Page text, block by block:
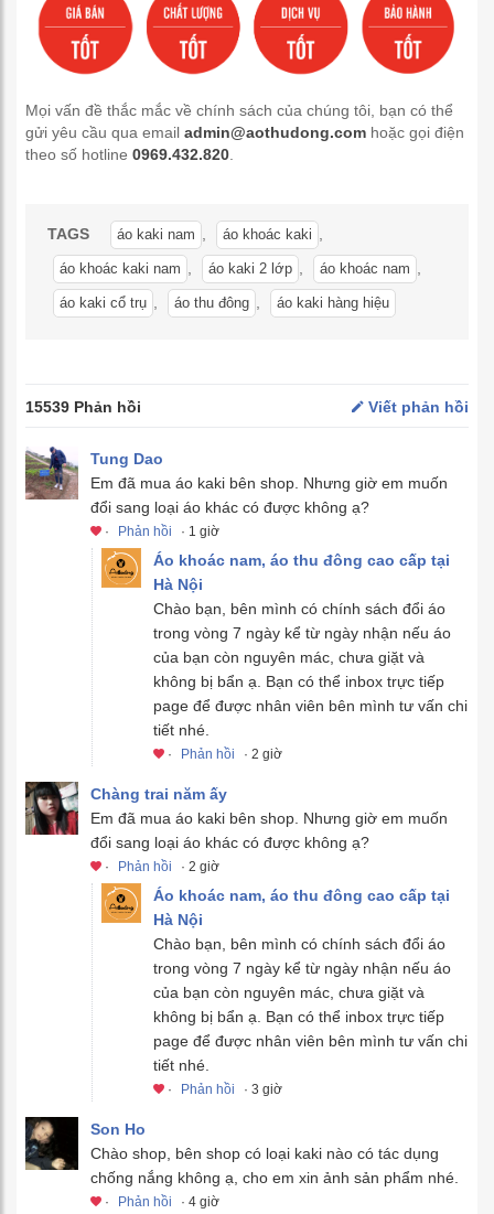
Mọi vấn đề thắc mắc về chính sách của chúng tôi, bạn có thể
gửi yêu cầu qua email admin@aothudong.com hoặc gọi điện
theo số hotline 0969.432.820
TAGS áo kaki nam áo khoác kaki
áo khoác kaki nam áo kaki 2 lớp áo khoác nam
áo kaki cổ trụ áo thu đông áo kaki hàng hiệu
15539 Phản hồi Viết phản hồi
Tung Dao
Em đã mua áo kaki bên shop. Nhưng giờ em muốn
đổi sang loại áo khác có được không ạ?
· Phản hồi · 1 giờ
Áo khoác nam, áo thu đông cao cấp tại
Hà Nội
Chào bạn, bên mình có chính sách đổi áo
trong vòng 7 ngày kể từ ngày nhận nếu áo
của bạn còn nguyên mác, chưa giặt và
không bị bẩn ạ. Bạn có thể inbox trực tiếp
page để được nhân viên bên mình tư vấn chi
tiết nhé.
· Phản hồi · 2 giờ
Chàng trai năm ấy
Em đã mua áo kaki bên shop. Nhưng giờ em muốn
đổi sang loại áo khác có được không ạ?
· Phản hồi · 2 giờ
Áo khoác nam, áo thu đông cao cấp tại
Hà Nội
Chào bạn, bên mình có chính sách đổi áo
trong vòng 7 ngày kể từ ngày nhận nếu áo
của bạn còn nguyên mác, chưa giặt và
không bị bẩn ạ. Bạn có thể inbox trực tiếp
page để được nhân viên bên mình tư vấn chi
tiết nhé.
· Phản hồi · 3 giờ
Son Ho
Chào shop, bên shop có loại kaki nào có tác dụng
chống nắng không ạ, cho em xin ảnh sản phẩm nhé.
· Phản hồi · 4 giờ